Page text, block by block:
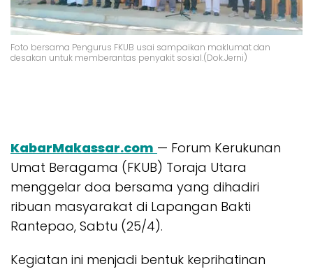
Foto bersama Pengurus FKUB usai sampaikan maklumat dan
desakan untuk memberantas penyakit sosial.(Dok.Jerni)
KabarMakassar.com — Forum Kerukunan
Umat Beragama (FKUB) Toraja Utara
menggelar doa bersama yang dihadiri
ribuan masyarakat di Lapangan Bakti
Rantepao, Sabtu (25/4).
Kegiatan ini menjadi bentuk keprihatinan